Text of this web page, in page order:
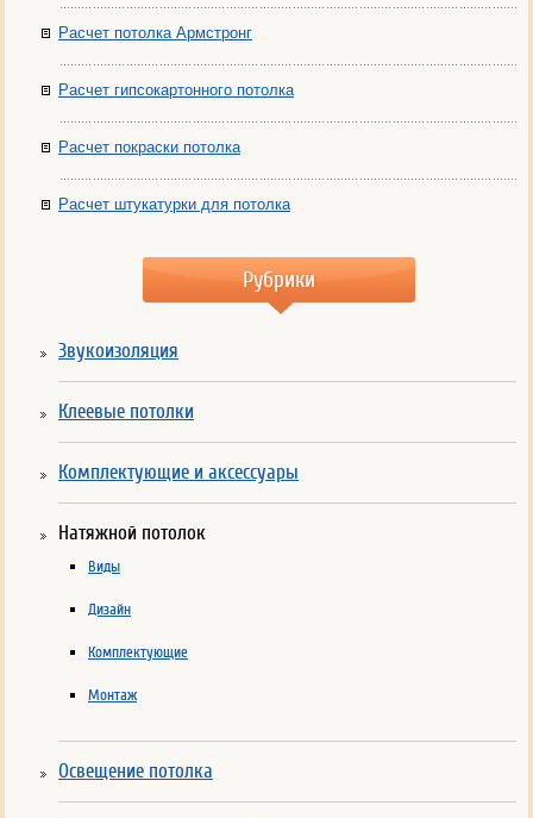
Расчет потолка Армстронг
Расчет гипсокартонного потолка
Расчет покраски потолка
Расчет штукатурки для потолка
Рубрики
Звукоизоляция
Клеевые потолки
Комплектующие и аксессуары
Натяжной потолок
Виды
Дизайн
Комплектующие
Монтаж
Освещение потолка